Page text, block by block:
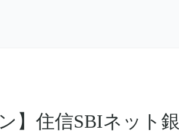
】住信SBIネット銀